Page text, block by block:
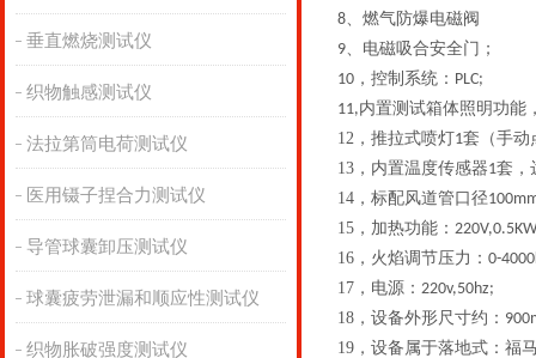
垂直燃烧测试仪
织物触感测试仪
法拉第筒电荷测试仪
医用镊子捏合力测试仪
导管球囊卸压测试仪
球囊疲劳泄漏和顺应性测试仪
织物胀破强度测试仪
8、燃气防爆电磁阀
9、电磁吸合安全门 ；
10 ，控制系统： PLC;
11,内置测试箱体照明功能
12， 推拉式喷灯1套（手动
13， 内置温度传感器1套，
14， 标配风道管口径
15， 加热功能：
16， 火焰调节压力： 0-
17， 电源： 220v,50hz;
18， 设备外形尺寸约：
19， 设备属于落地式：福